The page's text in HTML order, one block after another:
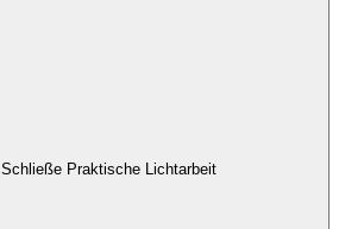
Schließe Praktische Lichtarbeit